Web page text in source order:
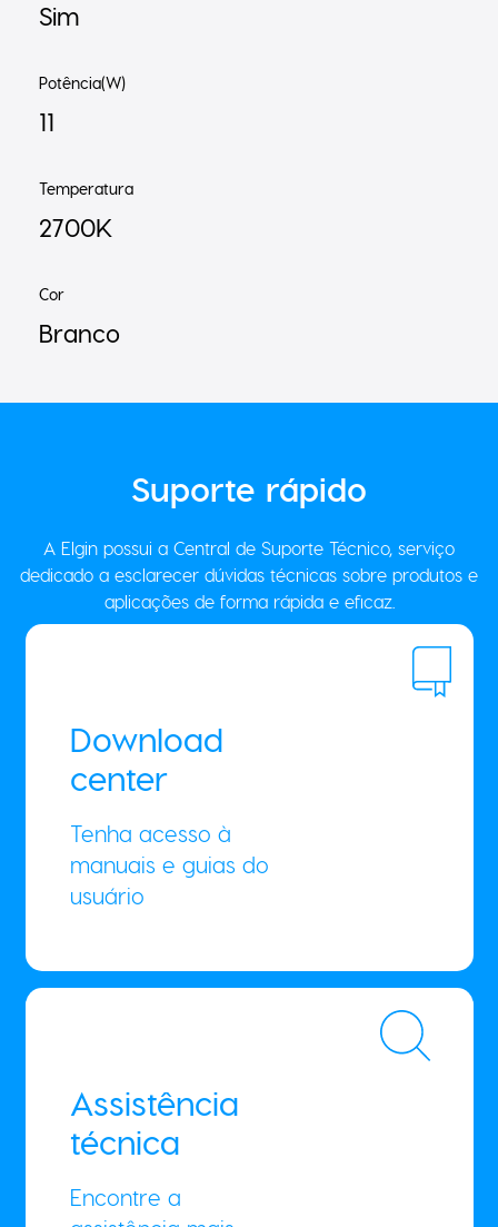
Sim
Potência(W)
11
Temperatura
2700K
Cor
Branco
Suporte rápido
A Elgin possui a Central de Suporte Técnico, serviço
dedicado a esclarecer dúvidas técnicas sobre produtos e
aplicações de forma rápida e eficaz.
Download
center
Tenha acesso à
manuais e guias do
usuário
Assistência
técnica
Encontre a